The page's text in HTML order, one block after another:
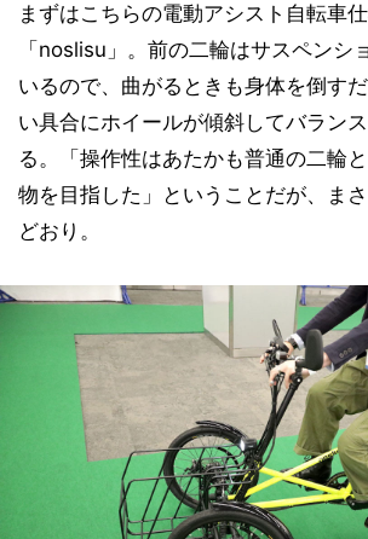
まずはこちらの電動アシスト自転車
「noslisu」。前の二輪はサスペンシ
いるので、曲がるときも身体を倒す
い具合にホイールが傾斜してバラン
る。「操作性はあたかも普通の二輪
物を目指した」ということだが、ま
どおり。